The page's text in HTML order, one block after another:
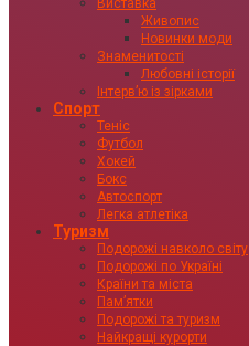
Живопис
Новинки моди
Знаменитості
Любовні історії
Інтервʼю із зірками
Спорт
Теніс
Футбол
Хокей
Бокс
Автоспорт
Легка атлетіка
Туризм
Подорожі навколо світу
Подорожі по Україні
Країни та міста
Пам’ятки
Подорожі та туризм
Найкращі курорти